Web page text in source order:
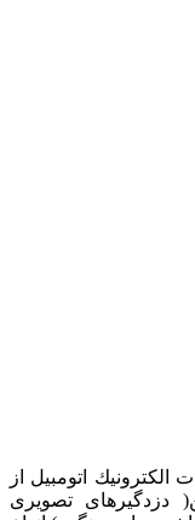
زمينه تجهيزات الكترونيك اتومبیل از
دزدگيرهای تصویری